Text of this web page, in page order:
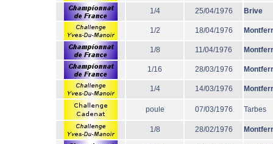
1/4 25/04/1976 Brive
1/2 18/04/1976
1/8 11/04/1976
1/16 28/03/1976
1/4 14/03/1976
poule 07/03/1976 Tarbes
1/8 28/02/1976